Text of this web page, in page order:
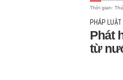
Thời gian:
PHÁP LUẬT
Phát
từ